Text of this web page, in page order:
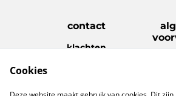
contact
klachten
verzenden &
Cookies